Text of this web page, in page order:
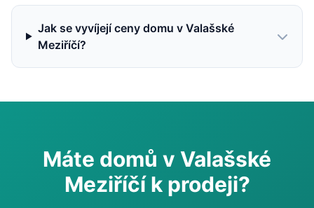
Jak se vyvíjejí ceny domu v Valašské
Meziříčí?
Máte domů v Valašské
Meziříčí k prodeji?